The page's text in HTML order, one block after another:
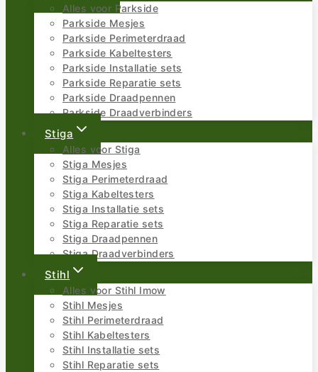
Alles voor Parkside
Parkside Mesjes
Parkside Perimeterdraad
Parkside Kabeltesters
Parkside Installatie sets
Parkside Reparatie sets
Parkside Draadpennen
Parkside Draadverbinders
Stiga
Alles voor Stiga
Stiga Mesjes
Stiga Perimeterdraad
Stiga Kabeltesters
Stiga Installatie sets
Stiga Reparatie sets
Stiga Draadpennen
Stiga Draadverbinders
Stihl
Alles voor Stihl Imow
Stihl Mesjes
Stihl Perimeterdraad
Stihl Kabeltesters
Stihl Installatie sets
Stihl Reparatie sets